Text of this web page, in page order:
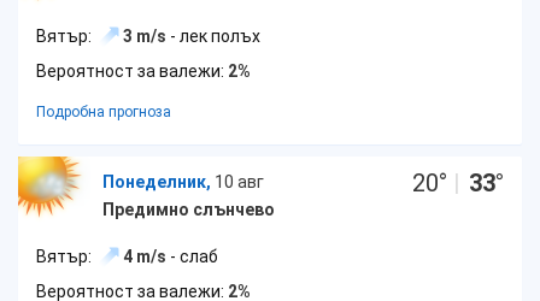
Вятър: 3 m/s - лек полъх
Вероятност за валежи: 2%
Подробна прогноза
Понеделник, 10 авг
Предимно слънчево
20° | 33°
Вятър: 4 m/s - слаб
Вероятност за валежи: 2%